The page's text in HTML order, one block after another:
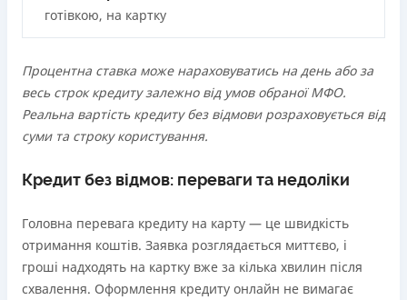
готівкою, на картку
Процентна ставка може нараховуватись на день або за
весь строк кредиту залежно від умов обраної МФО.
Реальна вартість кредиту без відмови розраховується від
суми та строку користування.
Кредит без відмов: переваги та недоліки
Головна перевага кредиту на карту — це швидкість
отримання коштів. Заявка розглядається миттєво, і
гроші надходять на картку вже за кілька хвилин після
схвалення. Оформлення кредиту онлайн не вимагає